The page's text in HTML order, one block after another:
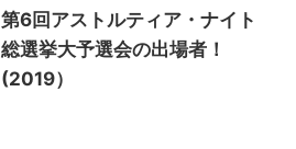
第6回アストルティア・ナイト
総選挙大予選会の出場者！
(2019）